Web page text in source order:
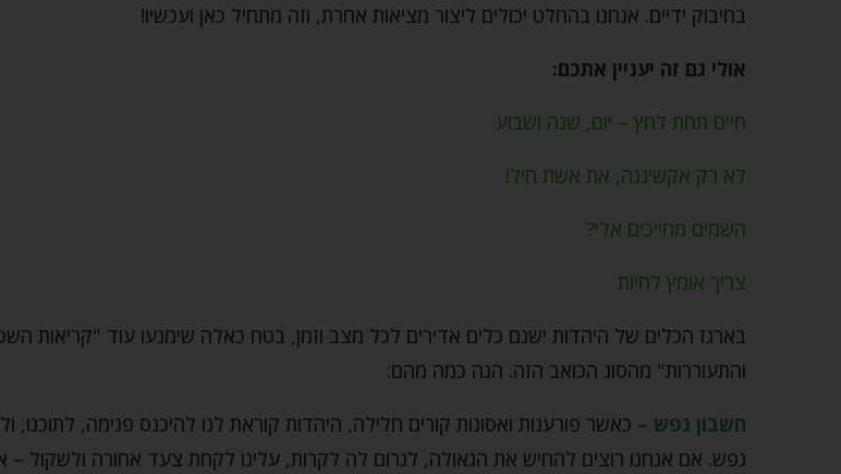
בחיבוק ידיים. אנחנו בהחלט יכולים ליצור מציאות אחרת, וזה מתחיל כאן ועכשיו!
אולי גם זה יעניין אתכם:
חיים תחת לחץ – יום, שנה ושבוע
לא רק אקשינגה, את אשת חיל!
השמים מחייכים אלי?
צריך אומץ לחיות
בארגז הכלים של היהדות ישנם כלים אדירים לכל מצב וזמן, בטח כאלה שימנעו עוד "קריאות
והתעוררות" מהסוג הכואב הזה. הנה כמה מהם:
חשבון נפש – כאשר פורענות ואסונות קורים חלילה, היהדות קוראת לנו להיכנס פנימה, לתוכנו,
נפש. אם אנחנו רוצים להחיש את הגאולה, לגרום לה לקרות, עלינו לקחת צעד אחורה ולשקול –